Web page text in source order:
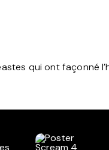
qui ont façonné